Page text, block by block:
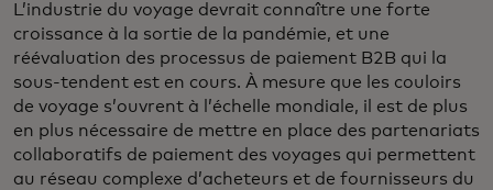
L’industrie du voyage devrait connaître une forte
croissance à la sortie de la pandémie, et une
réévaluation des processus de paiement B2B qui la
sous-tendent est en cours. À mesure que les couloirs
de voyage s’ouvrent à l’échelle mondiale, il est de plus
en plus nécessaire de mettre en place des partenariats
collaboratifs de paiement des voyages qui permettent
au réseau complexe d’acheteurs et de fournisseurs du